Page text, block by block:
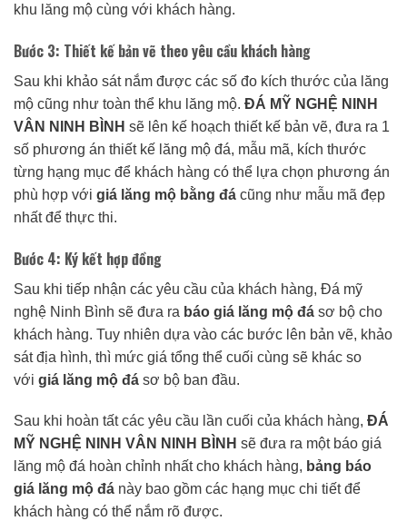
khu lăng mộ cùng với khách hàng.
Bước 3: Thiết kế bản vẽ theo yêu cầu khách hàng
Sau khi khảo sát nắm được các số đo kích thước của lăng
mộ cũng như toàn thể khu lăng mộ. ĐÁ MỸ NGHỆ NINH
VÂN NINH BÌNH sẽ lên kế hoạch thiết kế bản vẽ, đưa ra 1
số phương án thiết kế lăng mộ đá, mẫu mã, kích thước
từng hạng mục để khách hàng có thể lựa chọn phương án
phù hợp với giá lăng mộ bằng đá cũng như mẫu mã đẹp
nhất để thực thi.
Bước 4: Ký kết hợp đồng
Sau khi tiếp nhận các yêu cầu của khách hàng, Đá mỹ
nghệ Ninh Bình sẽ đưa ra báo giá lăng mộ đá sơ bộ cho
khách hàng. Tuy nhiên dựa vào các bước lên bản vẽ, khảo
sát địa hình, thì mức giá tổng thể cuối cùng sẽ khác so
với giá lăng mộ đá sơ bộ ban đầu.
Sau khi hoàn tất các yêu cầu lần cuối của khách hàng, ĐÁ
MỸ NGHỆ NINH VÂN NINH BÌNH sẽ đưa ra một báo giá
lăng mộ đá hoàn chỉnh nhất cho khách hàng, bảng báo
giá lăng mộ đá này bao gồm các hạng mục chi tiết để
khách hàng có thể nắm rõ được.